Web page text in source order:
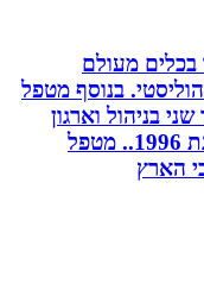
מעולם
בנוסף מטפל
בניהול וארגון
מערכות חינוך. ניסיון טיפולי משנת 1996.. מטפל